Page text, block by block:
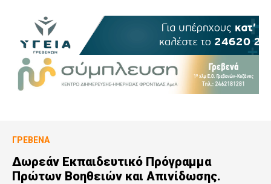
ΓΡΕΒΕΝΆ
Δωρεάν Εκπαιδευτικό Πρόγραμμα
Πρώτων Βοηθειών και Απινίδωσης.